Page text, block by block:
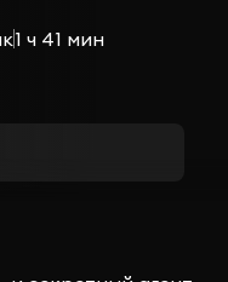
1 ч 41 мин